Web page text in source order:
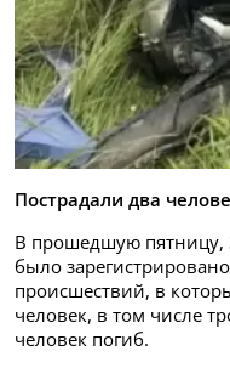
Пострадали два
В прошедшую пятницу,
было
происшествий, в
человек, в том числе
человек погиб.